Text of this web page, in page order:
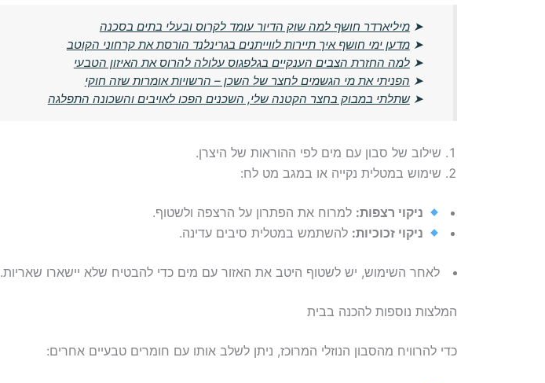
➤מיליארדר חושף למה שוק הדיור עומד לקרוס ובעלי בתים בסכנה
➤מדען ימי חושף איך תיירות לווייתנים בגרינלנד הורסת את קרחוני הקוטב
➤למה החזרת הצבים הענקיים בגלפגוס עלולה להרוס את האיזון הטבעי
➤ הפניתי את מי הגשמים לחצר של השכן – הרשויות אומרות שזה חוקי
➤שתלתי במבוק בחצר הקטנה שלי, השכנים הפכו לאויבים והשכונה התפלגה
שילוב של סבון עם מים לפי ההוראות של היצרן.
שימוש במטלית נקייה או במגב מט לח:
ניקוי רצפות: למרוח את הפתרון על הרצפה ולשטוף.
ניקוי זכוכיות: להשתמש במטלית סיבים עדינה.
לאחר השימוש, יש לשטוף היטב את האזור עם מים כדי להבטיח שלא יישארו שאריות.
המלצות נוספות להכנה בבית
כדי להרוויח מהסבון הנוזלי המרוכז, ניתן לשלב אותו עם חומרים טבעיים אחרים: